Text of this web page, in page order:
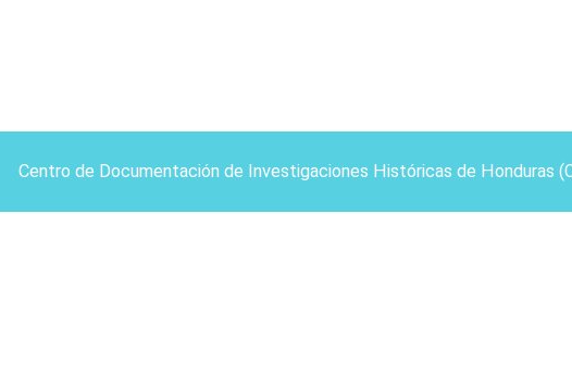
Centro de Documentación de Investigaciones Históricas de Honduras